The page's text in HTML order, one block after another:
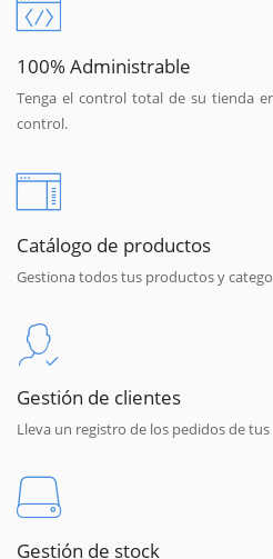
100% Administrable
Tenga el control total de su tienda
control.
Catálogo de productos
Gestiona todos tus productos y
Gestión de clientes
Lleva un registro de los pedidos de
Gestión de stock